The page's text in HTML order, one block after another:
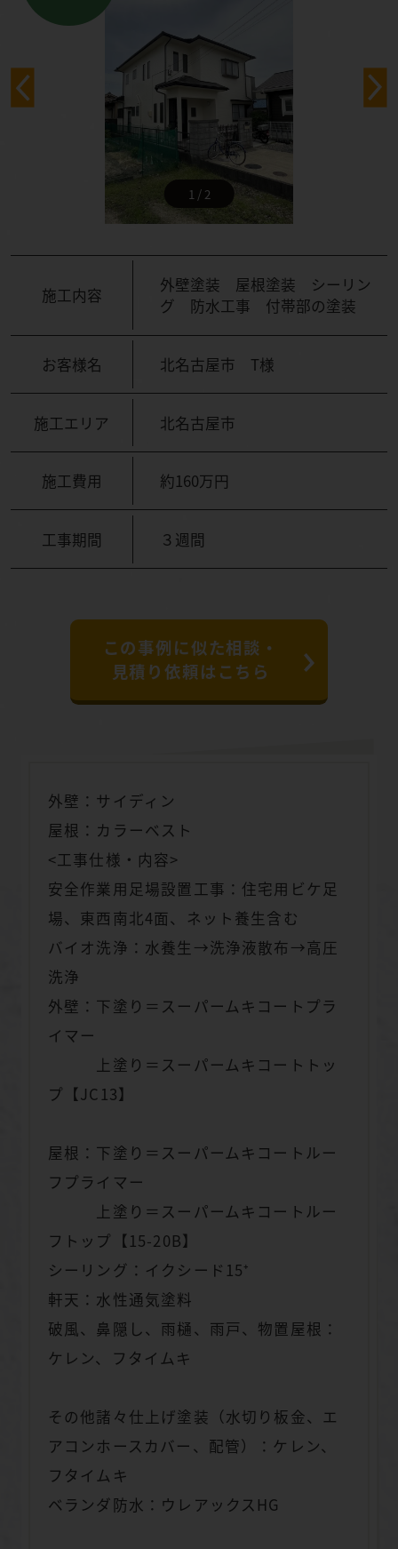
1 / 2
施工内容
外壁塗装 屋根塗装 シーリン
グ 防水工事 付帯部の塗装
お客様名 北名古屋市 T様
施工エリア 北名古屋市
施工費用 約160万円
工事期間 ３週間
この事例に似た相談・
見積り依頼はこちら
外壁：サイディン
屋根：カラーベスト
<工事仕様・内容>
安全作業用足場設置工事：住宅用ビケ足
場、東西南北4面、ネット養生含む
バイオ洗浄：水養生→洗浄液散布→高圧
洗浄
外壁：下塗り＝スーパームキコートプラ
イマー
上塗り＝スーパームキコートトッ
プ【JC13】
屋根：下塗り＝スーパームキコートルー
フプライマー
上塗り＝スーパームキコートルー
フトップ【15-20B】
シーリング：イクシード15⁺
軒天：水性通気塗料
破風、鼻隠し、雨樋、雨戸、物置屋根：
ケレン、フタイムキ
その他諸々仕上げ塗装（水切り板金、エ
アコンホースカバー、配管）：ケレン、
フタイムキ
ベランダ防水：ウレアックスHG